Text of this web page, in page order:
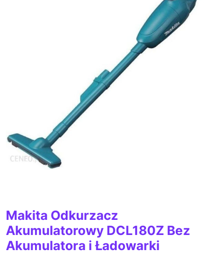
Makita Odkurzacz
Akumulatorowy DCL180Z Bez
Akumulatora i Ładowarki